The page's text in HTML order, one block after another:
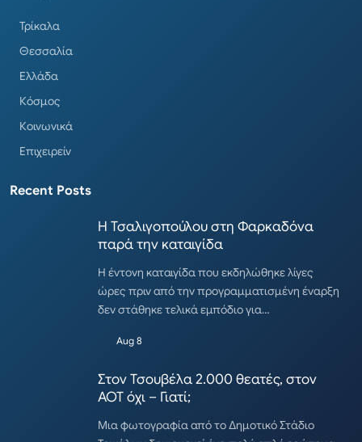
Τρίκαλα
Θεσσαλία
Ελλάδα
Κόσμος
Κοινωνικά
Επιχειρείν
Recent Posts
Η Τσαλιγοπούλου στη Φαρκαδόνα
παρά την καταιγίδα
Η έντονη καταιγίδα που εκδηλώθηκε λίγες
ώρες πριν από την προγραμματισμένη έναρξη
δεν στάθηκε τελικά εμπόδιο για…
Aug 8
Στον Τσουβέλα 2.000 θεατές, στον
ΑΟΤ όχι – Γιατί;
Μια φωτογραφία από το Δημοτικό Στάδιο